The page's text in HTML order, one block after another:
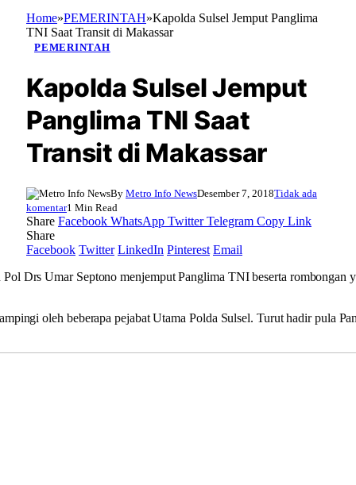
Home»PEMERINTAH»Kapolda Sulsel Jemput Panglima
TNI Saat Transit di Makassar
PEMERINTAH
Kapolda Sulsel Jemput
Panglima TNI Saat
Transit di Makassar
By Metro Info NewsDesember 7, 2018Tidak ada
komentar1 Min Read
Share Facebook WhatsApp Twitter Telegram Copy Link
Share
Facebook Twitter LinkedIn Pinterest Email
Drs Umar Septono menjemput Panglima TNI beserta
oleh beberapa pejabat Utama Polda Sulsel. Turut hadir pula